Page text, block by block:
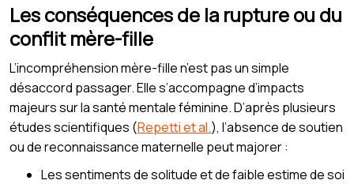
Les conséquences de la rupture ou du
conflit mère-fille
L’incompréhension mère-fille n’est pas un simple
désaccord passager. Elle s’accompagne d’impacts
majeurs sur la santé mentale féminine. D’après plusieurs
études scientifiques (Repetti et al.), l’absence de soutien
ou de reconnaissance maternelle peut majorer :
Les sentiments de solitude et de faible estime de soi